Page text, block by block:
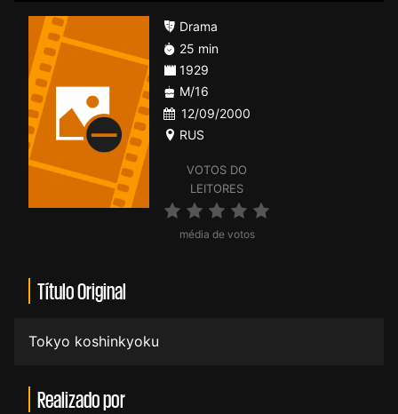
VOTOS DO
LEITORES
média de votos
Drama
25 min
1929
M/16
12/09/2000
RUS
Título Original
Tokyo koshinkyoku
Realizado por